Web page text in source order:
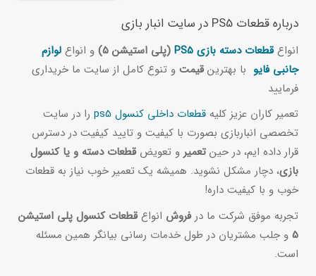
درباره قطعات PS5 در سایت انبار بازی
انواع قطعات دسته بازی PS5 (پلی استیشن 5) و انواع لوازم
جانبی فایو با بهترینقیمت و تنوع کامل از سایت ما خریداری
فرمایید
تعمیر کاران عزیز کلیه قطعات داخلی کنسول ps5
را در سایت
تخصصی انباربازی بصورت با کیفیت و تایید کیفیت در دسترس
قرار داده ایم، در حین تعمیر و تعویضقطعات دسته و یا کنسول
بازی، دچار مشکل نشوید. همیشه یک تعمیر خوب نیاز به قطعات
خوب و با کیفیت داره!
تجربه موفق شرکت ما درفروش انواعقطعات کنسول پلی استیشن
5 و جلب مشتریان در طول خدمات رسانی بیانگر همین مسئله
است.